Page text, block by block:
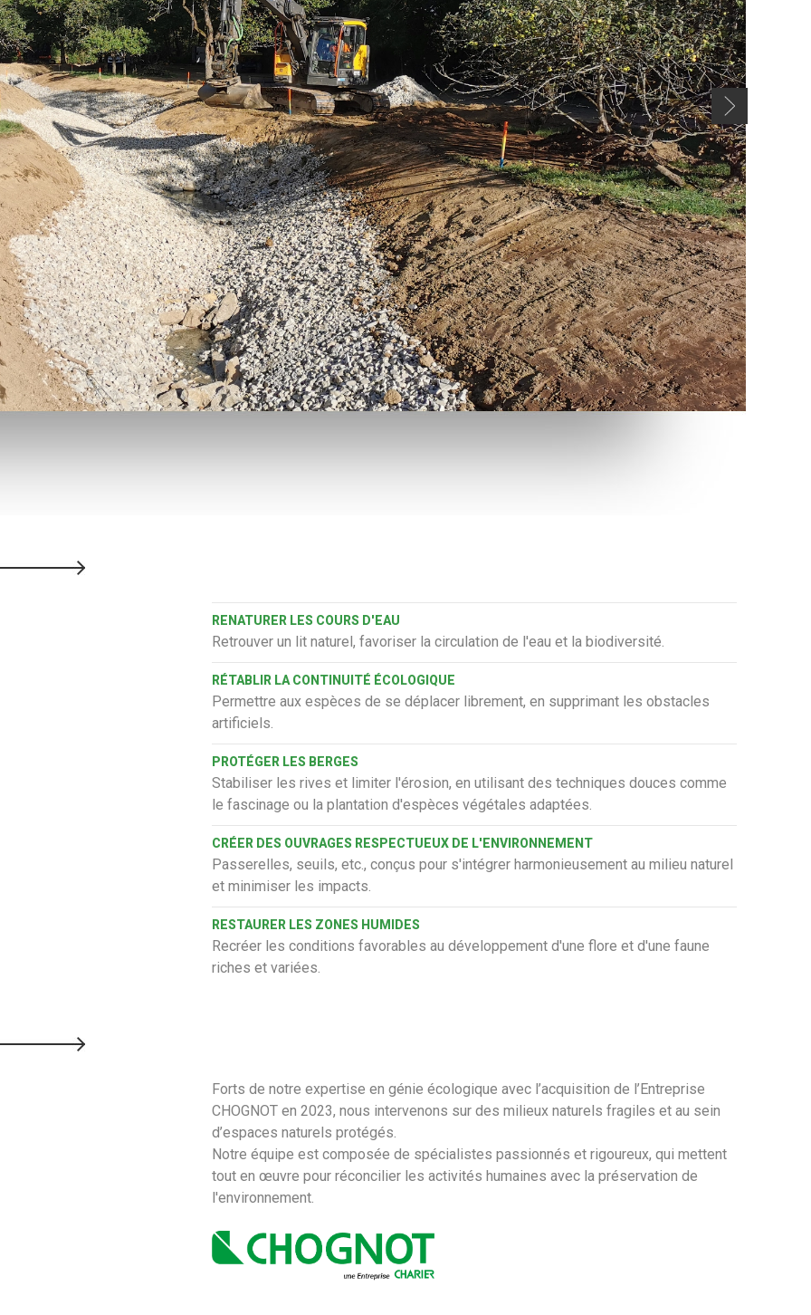
RENATURER LES COURS D'EAU
Retrouver un lit naturel, favoriser la circulation de l'eau et la biodiversité.
RÉTABLIR LA CONTINUITÉ ÉCOLOGIQUE
Permettre aux espèces de se déplacer librement, en supprimant les obstacles
artificiels.
PROTÉGER LES BERGES
Stabiliser les rives et limiter l'érosion, en utilisant des techniques douces comme
le fascinage ou la plantation d'espèces végétales adaptées.
CRÉER DES OUVRAGES RESPECTUEUX DE L'ENVIRONNEMENT
Passerelles, seuils, etc., conçus pour s'intégrer harmonieusement au milieu naturel
et minimiser les impacts.
RESTAURER LES ZONES HUMIDES
Recréer les conditions favorables au développement d'une flore et d'une faune
riches et variées.
Forts de notre expertise en génie écologique avec l’acquisition de l’Entreprise
CHOGNOT en 2023, nous intervenons sur des milieux naturels fragiles et au sein
d’espaces naturels protégés.
Notre équipe est composée de spécialistes passionnés et rigoureux, qui mettent
tout en œuvre pour réconcilier les activités humaines avec la préservation de
l'environnement.